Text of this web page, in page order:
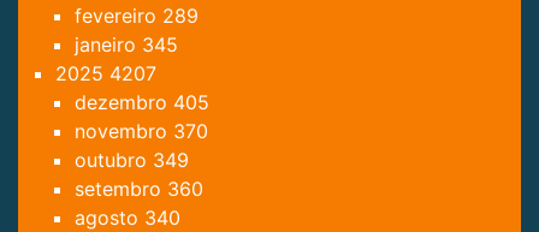
fevereiro 289
janeiro 345
2025 4207
dezembro 405
novembro 370
outubro 349
setembro 360
agosto 340